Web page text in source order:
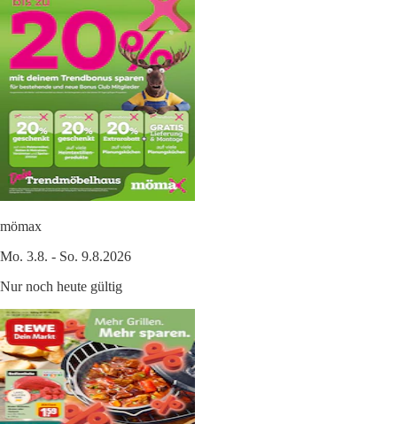
mömax
Mo. 3.8. - So. 9.8.2026
Nur noch heute gültig